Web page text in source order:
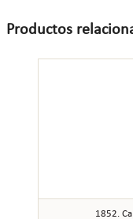
Productos
1852.